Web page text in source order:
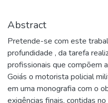
Abstract
Pretende-se com este
profundidade , da tarefa
profissionais que compõem
Goiás o motorista policial
em uma monografia com o
exigências finais, contidas